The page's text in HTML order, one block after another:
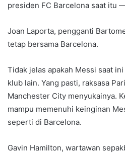
presiden FC Barcelona saat itu
Joan Laporta, pengganti
tetap bersama Barcelona.
Tidak jelas apakah Messi saat
klub lain. Yang pasti, raksasa
Manchester City menyukainya.
mampu memenuhi keinginan
seperti di Barcelona.
Gavin Hamilton, wartawan